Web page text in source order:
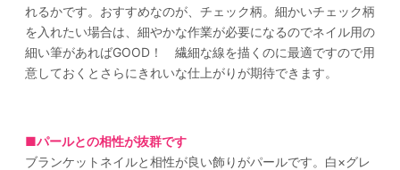
れるかです。おすすめなのが、チェック柄。細かいチェック柄
を入れたい場合は、細やかな作業が必要になるのでネイル用の
細い筆があればGOOD！ 繊細な線を描くのに最適ですので用
意しておくとさらにきれいな仕上がりが期待できます。
■パールとの相性が抜群です
ブランケットネイルと相性が良い飾りがパールです。白×グレ